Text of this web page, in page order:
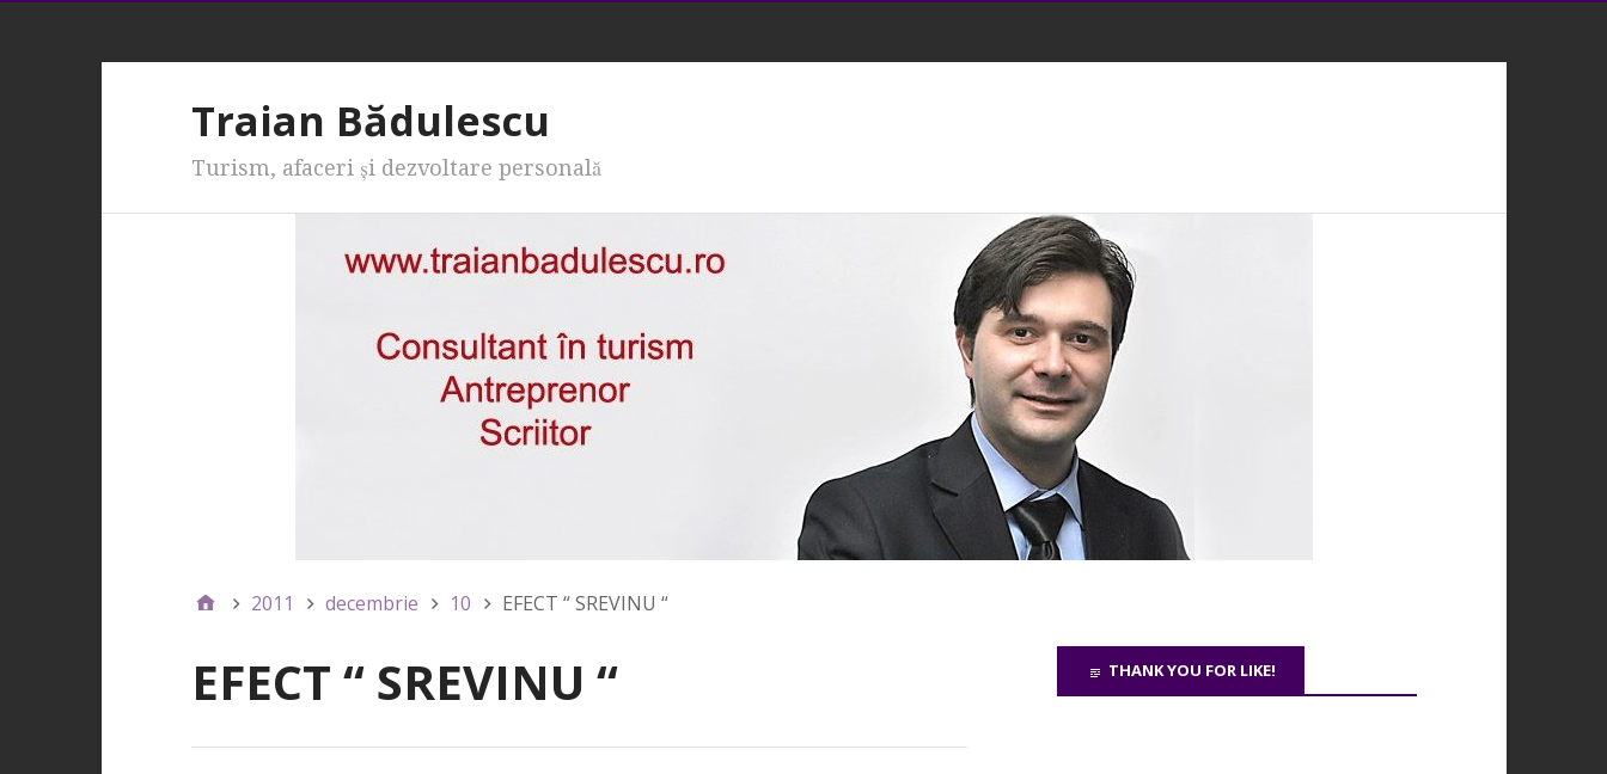
Traian Bădulescu
Turism, afaceri şi dezvoltare personală
2011 decembrie 10 EFECT “ SREVINU “
EFECT “ SREVINU “ THANK YOU FOR LIKE!